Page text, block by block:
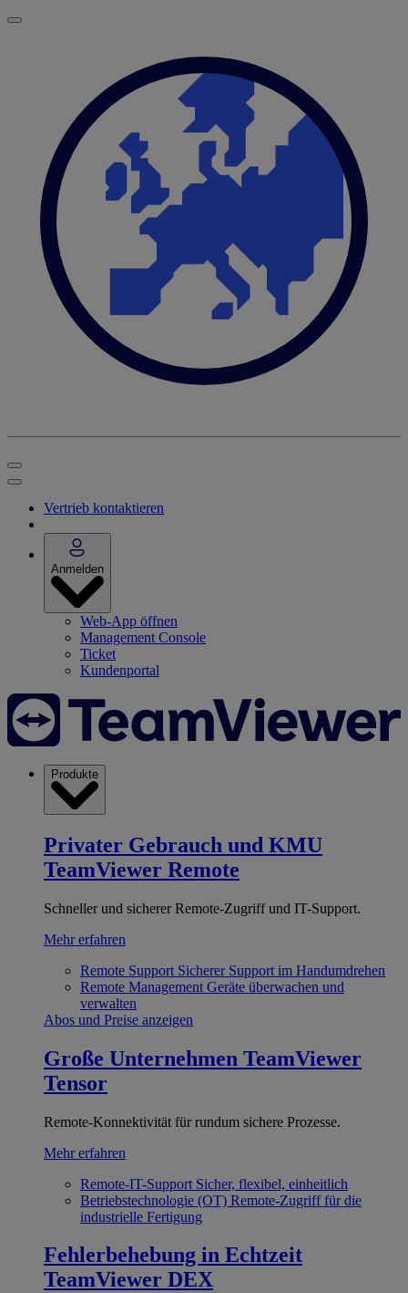
Vertrieb kontaktieren
Anmelden
Web-App öffnen
Management Console
Ticket
Kundenportal
Produkte
Privater Gebrauch und KMU
TeamViewer Remote
Schneller und sicherer Remote-Zugriff und IT-Support.
Mehr erfahren
Remote Support Sicherer Support im Handumdrehen
Remote Management Geräte überwachen und
verwalten
Abos und Preise anzeigen
Große Unternehmen TeamViewer
Tensor
Remote-Konnektivität für rundum sichere Prozesse.
Mehr erfahren
Remote-IT-Support Sicher, flexibel, einheitlich
Betriebstechnologie (OT) Remote-Zugriff für die
industrielle Fertigung
Fehlerbehebung in Echtzeit
TeamViewer DEX